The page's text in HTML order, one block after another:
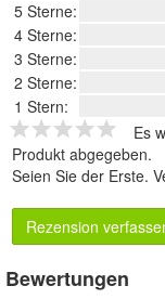
5 Sterne:
4 Sterne:
3 Sterne:
2 Sterne:
1 Stern:
Es
Produkt abgegeben.
Seien Sie der Erste.
Rezension
Bewertungen